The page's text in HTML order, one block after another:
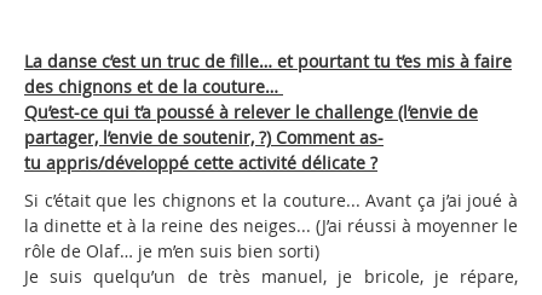
La danse c’est un truc de fille… et pourtant tu t’es mis à faire
des chignons et de la couture…
Qu’est-ce qui t’a poussé à relever le challenge (l’envie de
partager, l’envie de soutenir, ?) Comment as-
tu appris/développé cette activité délicate ?
Si c’était que les chignons et la couture... Avant ça j’ai joué à
la dinette et à la reine des neiges... (J’ai réussi à moyenner le
rôle de Olaf… je m’en suis bien sorti)
Je suis quelqu’un de très manuel, je bricole, je répare,